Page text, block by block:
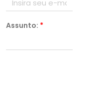
Assunto: *